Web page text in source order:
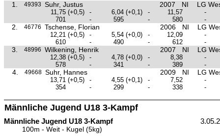
1. 49393 Suhr, Justus 2007 NI LG
11,75 (+0,5) - 6,04 (+0,1) - 11,57
-
701
- 595 - 580 -
2. 46776 Tschense, Florian 2006 NI LG
12,21 (+0,5) - 5,54 (+0,0) - 12,09
-
610
- 490 - 612 -
3. 48996 Wilkening, Henrik 2007 NI LG
12,38 (+0,5) - 4,78 (+0,0) - 8,38
-
578
- 341 - 389 -
4. 49668 Suhr, Hannes 2009 NI LG
13,71 (+0,5) - 4,55 (+0,1) - 7,52
-
354
- 299 - 338 -
Männliche Jugend U18 3-Kampf
Männliche Jugend U18 3-Kampf
100m - Weit - Kugel (5kg)